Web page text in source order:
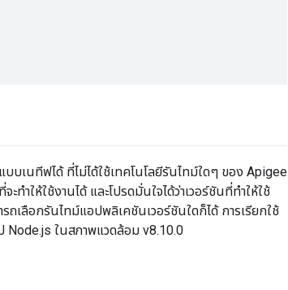
บเนทีฟได้ ที่ไม่ได้ใช้เทคโนโลยีรันไทม์ใดๆ ของ Apigee
ำให้ใช้งานได้ และโปรดมั่นใจได้ว่าเวอร์ชันที่ทำให้ใช้
ถเลือกรันไทม์แอปพลิเคชันเวอร์ชันใดก็ได้ การเรียกใช้
Node.js ในสภาพแวดล้อม v8.10.0